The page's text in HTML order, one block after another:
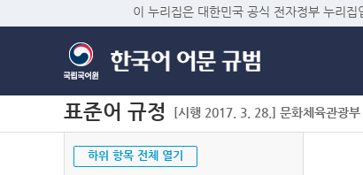
이 누리집은 대한민국 공식 전자정부 누리집
표준어 규정 [시행 2017. 3. 28.] 문화체육관광
하위 항목 전체 열기